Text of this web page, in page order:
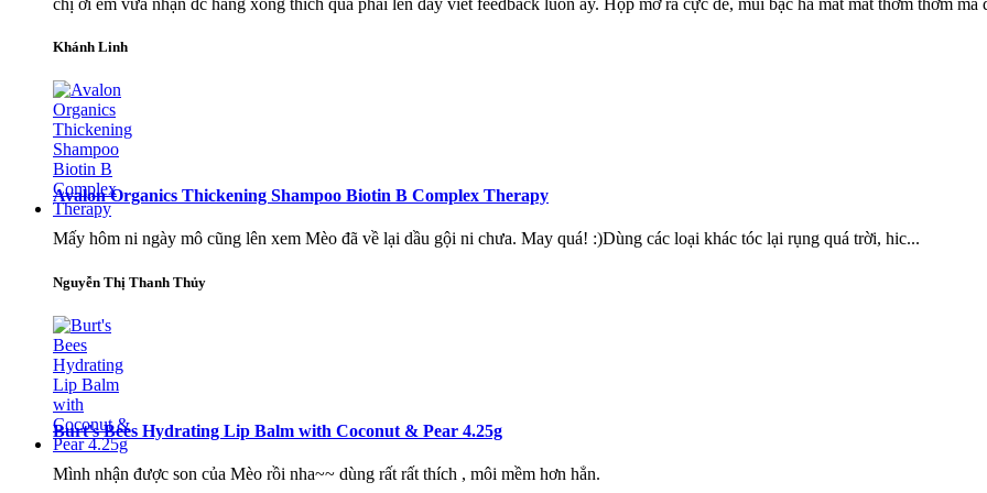
Khánh Linh
Avalon Organics Thickening Shampoo Biotin B Complex Therapy
Mấy hôm ni ngày mô cũng lên xem Mèo đã về lại dầu gội ni chưa. May quá! :)Dùng các loại khác tóc lại rụng quá trời, hic...
Nguyễn Thị Thanh Thủy
Burt's Bees Hydrating Lip Balm with Coconut & Pear 4.25g
Mình nhận được son của Mèo rồi nha~~ dùng rất rất thích , môi mềm hơn hẳn.